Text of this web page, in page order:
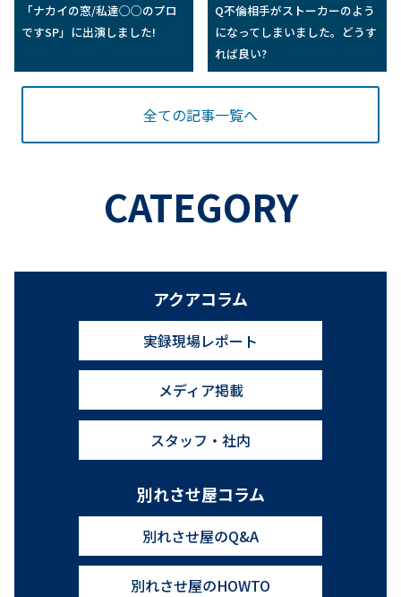
「ナカイの窓/私達○○のプロ
ですSP」に出演しました!
Q不倫相手がストーカーのよう
になってしまいました。どうす
れば良い?
全ての記事一覧へ
CATEGORY
アクアコラム
実録現場レポート
メディア掲載
スタッフ・社内
別れさせ屋コラム
別れさせ屋のQ&A
別れさせ屋のHOWTO